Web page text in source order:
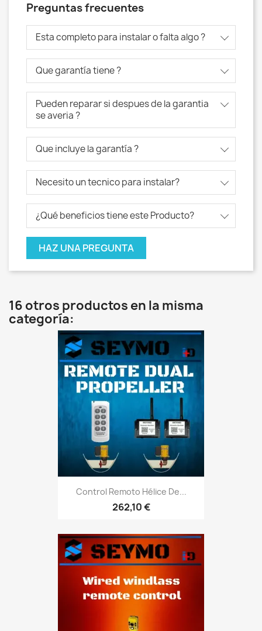
Preguntas frecuentes
Esta completo para instalar o falta algo ?
Que garantía tiene ?
Pueden reparar si despues de la garantia
se averia ?
Que incluye la garantía ?
Necesito un tecnico para instalar?
¿Qué beneficios tiene este Producto?
HAZ UNA PREGUNTA
16 otros productos en la misma
categoría:
Control Remoto Hélice De...
262,10 €